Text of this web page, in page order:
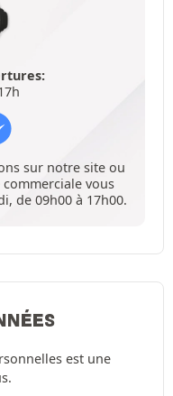
sur notre site ou
vous
de 09h00 à 17h00.
est une